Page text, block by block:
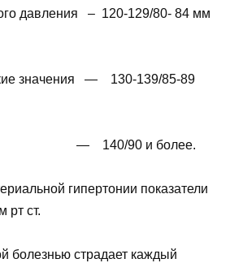
давления – 120-129/80- 84 мм
значения — 130-139/85-89
— 140/90 и более.
гипертонии показатели
ст.
болезнью страдает каждый